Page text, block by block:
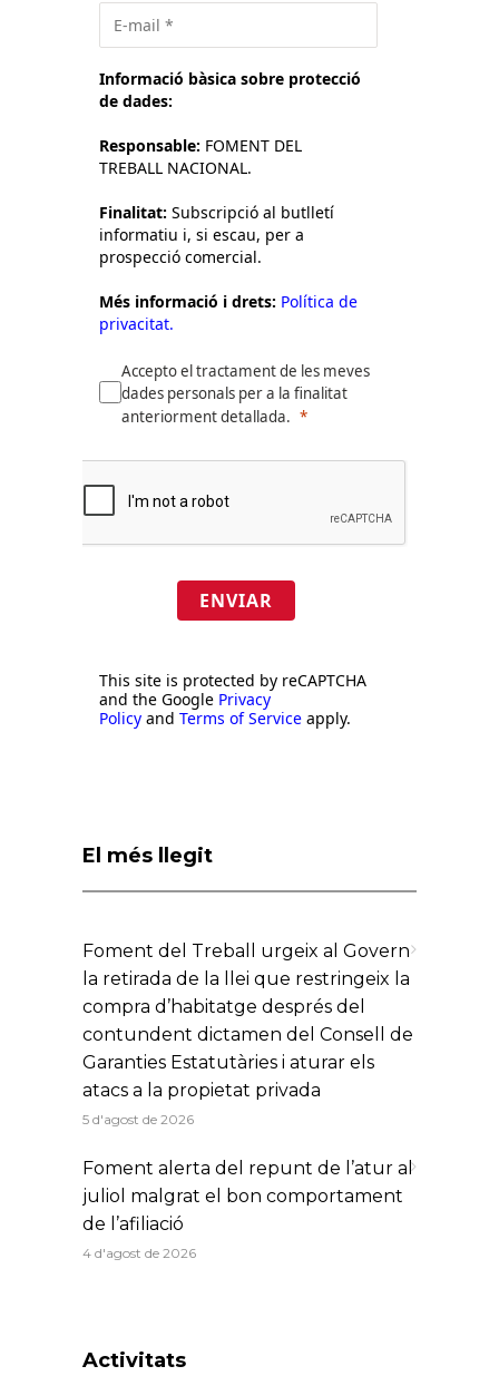
Informació bàsica sobre protecció
de dades:
Responsable: FOMENT DEL
TREBALL NACIONAL.
Finalitat: Subscripció al butlletí
informatiu i, si escau, per a
prospecció comercial.
Més informació i drets: Política de
privacitat.
Accepto el tractament de les meves
dades personals per a la finalitat
anteriorment detallada.
ENVIAR
This site is protected by reCAPTCHA
and the Google Privacy
Policy and Terms of Service apply.
El més llegit
Foment del Treball urgeix al Govern
la retirada de la llei que restringeix la
compra d’habitatge després del
contundent dictamen del Consell de
Garanties Estatutàries i aturar els
atacs a la propietat privada
5 d'agost de 2026
Foment alerta del repunt de l’atur al
juliol malgrat el bon comportament
de l’afiliació
4 d'agost de 2026
Activitats